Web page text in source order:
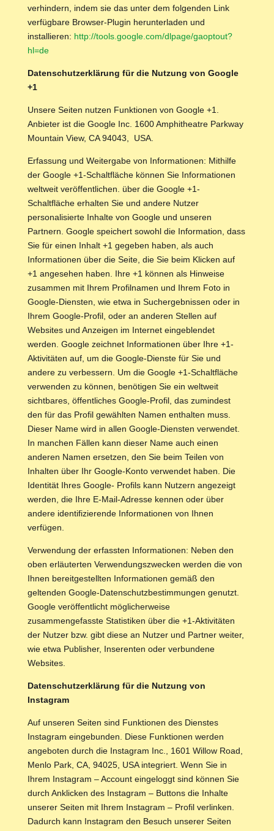
verhindern, indem sie das unter dem folgenden Link
verfügbare Browser-Plugin herunterladen und
installieren: http://tools.google.com/dlpage/gaoptout?
hl=de
Datenschutzerklärung für die Nutzung von Google
+1
Unsere Seiten nutzen Funktionen von Google +1.
Anbieter ist die Google Inc. 1600 Amphitheatre Parkway
Mountain View, CA 94043, USA.
Erfassung und Weitergabe von Informationen: Mithilfe
der Google +1-Schaltfläche können Sie Informationen
weltweit veröffentlichen. über die Google +1-
Schaltfläche erhalten Sie und andere Nutzer
personalisierte Inhalte von Google und unseren
Partnern. Google speichert sowohl die Information, dass
Sie für einen Inhalt +1 gegeben haben, als auch
Informationen über die Seite, die Sie beim Klicken auf
+1 angesehen haben. Ihre +1 können als Hinweise
zusammen mit Ihrem Profilnamen und Ihrem Foto in
Google-Diensten, wie etwa in Suchergebnissen oder in
Ihrem Google-Profil, oder an anderen Stellen auf
Websites und Anzeigen im Internet eingeblendet
werden. Google zeichnet Informationen über Ihre +1-
Aktivitäten auf, um die Google-Dienste für Sie und
andere zu verbessern. Um die Google +1-Schaltfläche
verwenden zu können, benötigen Sie ein weltweit
sichtbares, öffentliches Google-Profil, das zumindest
den für das Profil gewählten Namen enthalten muss.
Dieser Name wird in allen Google-Diensten verwendet.
In manchen Fällen kann dieser Name auch einen
anderen Namen ersetzen, den Sie beim Teilen von
Inhalten über Ihr Google-Konto verwendet haben. Die
Identität Ihres Google- Profils kann Nutzern angezeigt
werden, die Ihre E-Mail-Adresse kennen oder über
andere identifizierende Informationen von Ihnen
verfügen.
Verwendung der erfassten Informationen: Neben den
oben erläuterten Verwendungszwecken werden die von
Ihnen bereitgestellten Informationen gemäß den
geltenden Google-Datenschutzbestimmungen genutzt.
Google veröffentlicht möglicherweise
zusammengefasste Statistiken über die +1-Aktivitäten
der Nutzer bzw. gibt diese an Nutzer und Partner weiter,
wie etwa Publisher, Inserenten oder verbundene
Websites.
Datenschutzerklärung für die Nutzung von
Instagram
Auf unseren Seiten sind Funktionen des Dienstes
Instagram eingebunden. Diese Funktionen werden
angeboten durch die Instagram Inc., 1601 Willow Road,
Menlo Park, CA, 94025, USA integriert. Wenn Sie in
Ihrem Instagram – Account eingeloggt sind können Sie
durch Anklicken des Instagram – Buttons die Inhalte
unserer Seiten mit Ihrem Instagram – Profil verlinken.
Dadurch kann Instagram den Besuch unserer Seiten